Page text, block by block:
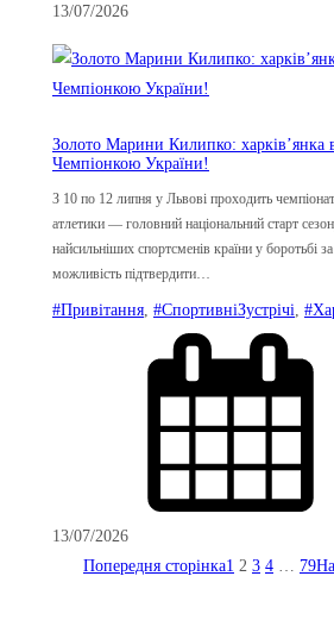
13/07/2026
Золото Марини Килипко: харків’янка
Чемпіонкою України!
З 10 по 12 липня у Львові проходить
атлетики — головний національний старт
найсильніших спортсменів країни у боротьбі
можливість підтвердити…
#Привітання #СпортивніЗустрічі
13/07/2026
Попередня сторінка1 2 3 4 79